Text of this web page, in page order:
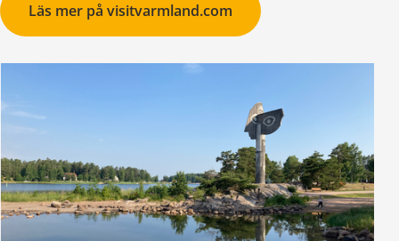
Läs mer på visitvarmland.com